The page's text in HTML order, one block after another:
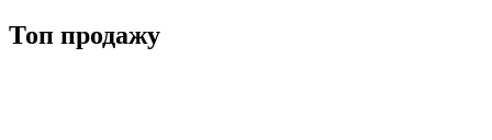
Топ продажу